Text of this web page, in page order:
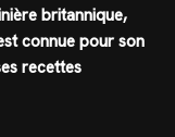
britannique,
connue pour son
recettes